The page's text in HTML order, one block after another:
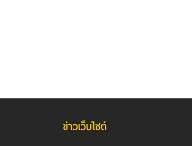
ข่าวเว็บไซต์